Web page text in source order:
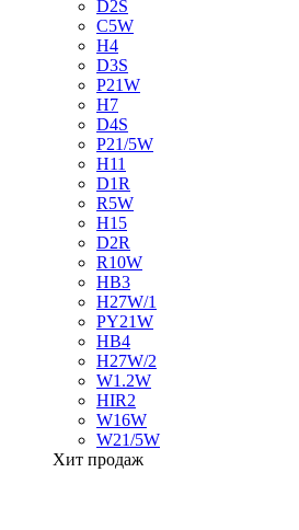
D2S
C5W
H4
D3S
P21W
H7
D4S
P21/5W
H11
D1R
R5W
H15
D2R
R10W
HB3
H27W/1
PY21W
HB4
H27W/2
W1.2W
HIR2
W16W
W21/5W
Хит продаж